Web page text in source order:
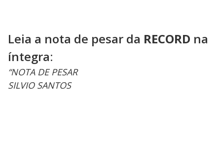
Leia a nota de pesar da RECORD na
íntegra:
“NOTA DE PESAR
SILVIO SANTOS